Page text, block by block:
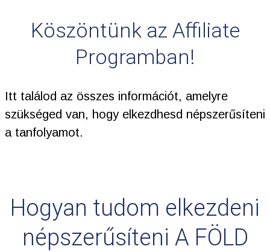
Köszöntünk az Affiliate
Programban!
Itt találod az összes információt, amelyre
szükséged van, hogy elkezdhesd népszerűsíteni
a tanfolyamot.
Hogyan tudom elkezdeni
népszerűsíteni A FÖLD